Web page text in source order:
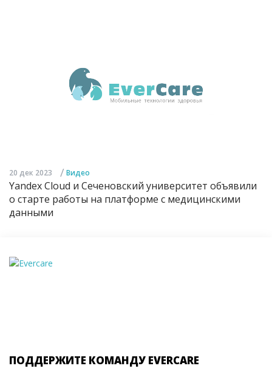
20 дек 2023 / Видео
Yandex Cloud и Сеченовский университет объявили
о старте работы на платформе с медицинскими
данными
ПОДДЕРЖИТЕ КОМАНДУ EVERCARE